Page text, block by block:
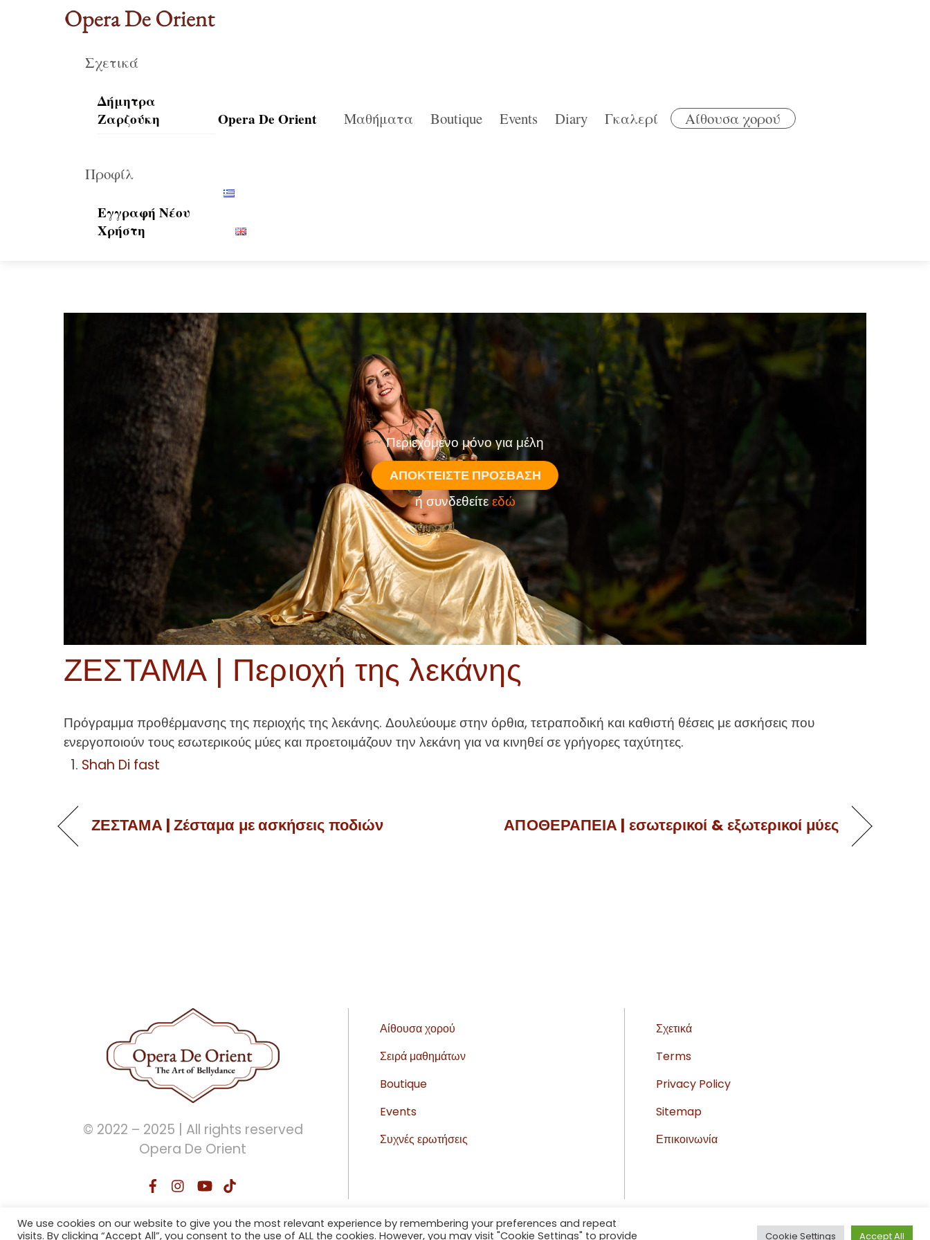
Menu
Σχετικά
Δήμητρα
Ζαρζούκη
Opera De Orient Μαθήματα Boutique Events Diary Γκαλερί Αίθουσα χορού
Προφίλ
Εγγραφή Νέου
Χρήστη
Περιεχόμενο μόνο για μέλη
ΑΠΟΚΤΕΊΣΤΕ ΠΡΌΣΒΑΣΗ
ή συνδεθείτε εδώ
ΖΕΣΤΑΜΑ | Περιοχή της λεκάνης
Πρόγραμμα προθέρμανσης της περιοχής της λεκάνης. Δουλεύουμε στην όρθια, τετραποδική και καθιστή θέσεις με ασκήσεις που
ενεργοποιούν τους εσωτερικούς μύες και προετοιμάζουν την λεκάνη για να κινηθεί σε γρήγορες ταχύτητες.
Shah Di fast
ΖΕΣΤΑΜΑ | Ζέσταμα με ασκήσεις ποδιών ΑΠΟΘΕΡΑΠΕΙΑ | εσωτερικοί & εξωτερικοί μύες
© 2022 – 2025 | All rights reserved
Opera De Orient
Αίθουσα χορού
Σειρά μαθημάτων
Boutique
Events
Συχνές ερωτήσεις
Σχετικά
Terms
Privacy Policy
Sitemap
Επικοινωνία
We use cookies on our website to give you the most relevant experience by remembering your preferences and repeat
visits. By clicking “Accept All”, you consent to the use of ALL the cookies. However, you may visit "Cookie Settings" to provide
Cookie Settings Accept All